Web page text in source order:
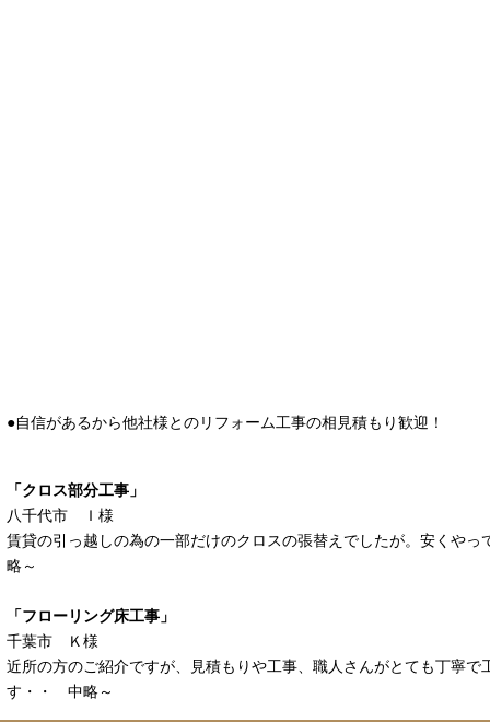
●自信があるから他社様とのリフォーム工事の相見積もり歓迎！
「クロス部分工事」
八千代市 Ｉ様
賃貸の引っ越しの為の一部だけのクロスの張替えでしたが。安くや
略～
「フローリング床工事」
千葉市 Ｋ様
近所の方のご紹介ですが、見積もりや工事、職人さんがとても丁寧で
す・・ 中略～